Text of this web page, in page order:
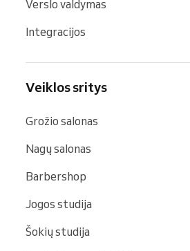
Verslo valdymas
Integracijos
Veiklos sritys
Grožio salonas
Nagų salonas
Barbershop
Jogos studija
Šokių studija